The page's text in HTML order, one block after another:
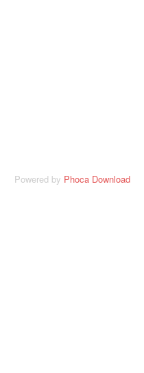
Powered by Phoca Download